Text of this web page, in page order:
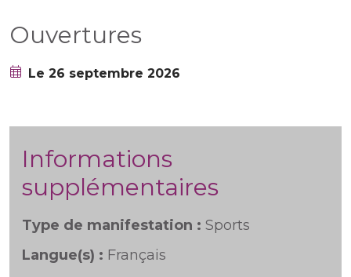
Ouvertures
Le 26 septembre 2026
Informations
supplémentaires
Type de manifestation : Sports
Langue(s) : Français